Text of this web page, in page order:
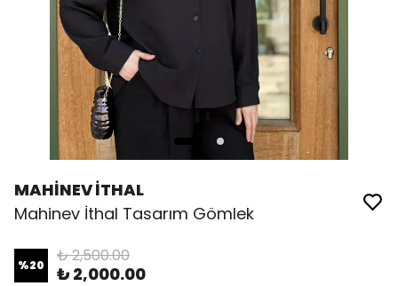
MAHİNEV İTHAL
Mahinev İthal Tasarım Gömlek
%20 ₺ 2,500.00
₺ 2,000.00